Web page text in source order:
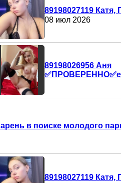
89198027119 Катя,
08 июл 2026
89198026956 Аня
в поиске молодого
89198027119 Катя,